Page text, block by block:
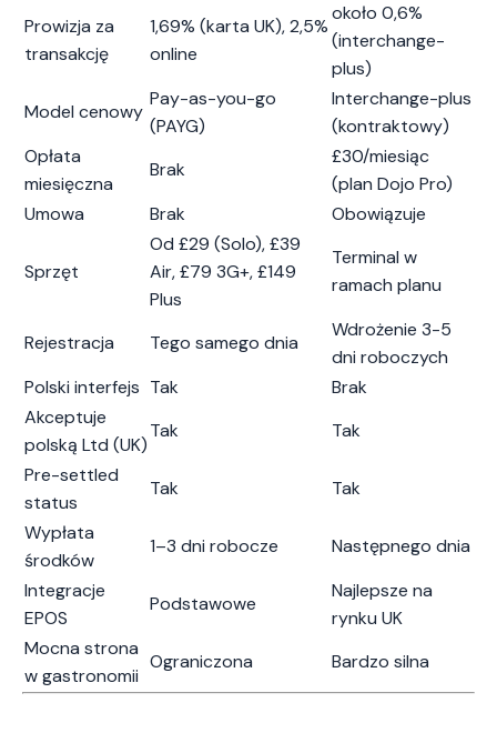
Prowizja za
transakcję
1,69% (karta UK), 2,5%
online
około 0,6%
(interchange-
plus)
Model cenowy
Pay-as-you-go
(PAYG)
Interchange-plus
(kontraktowy)
Opłata
miesięczna
Brak
£30/miesiąc
(plan Dojo Pro)
Umowa
Brak Obowiązuje
Sprzęt
Od £29 (Solo), £39
Air, £79 3G+, £149
Plus
Terminal w
ramach planu
Rejestracja Tego samego dnia
Wdrożenie 3-5
dni roboczych
Polski interfejs Tak
Brak
Akceptuje
polską Ltd (UK)
Tak
Tak
Pre-settled
status
Tak
Tak
Wypłata
środków
1–3 dni robocze
Następnego dnia
Integracje
EPOS
Podstawowe
Najlepsze na
rynku UK
Mocna strona
w gastronomii
Ograniczona Bardzo silna